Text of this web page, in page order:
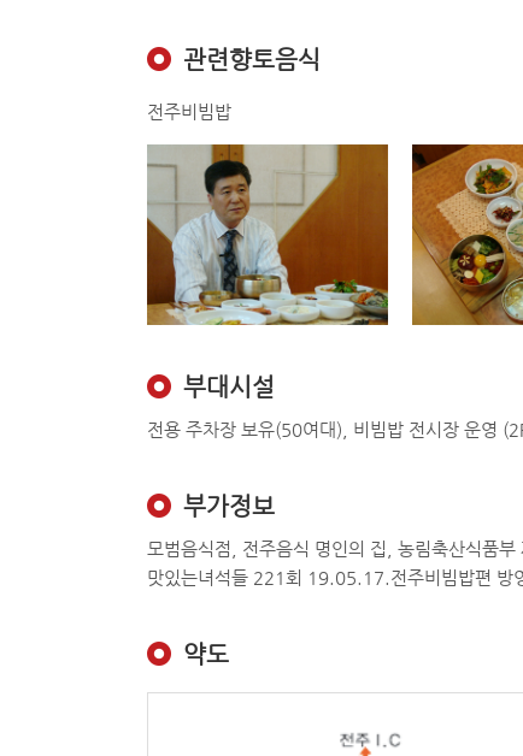
관련향토음식
전주비빔밥
부대시설
전용 주차장 보유(50여대), 비빔밥 전시장 운영
부가정보
모범음식점, 전주음식 명인의 집, 농림축산식품부
맛있는녀석들 221회 19.05.17.전주비빔밥편 방
약도